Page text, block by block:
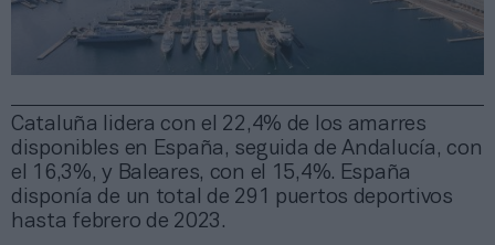
Cataluña lidera con el 22,4% de los amarres
disponibles en España, seguida de Andalucía, con
el 16,3%, y Baleares, con el 15,4%. España
disponía de un total de 291 puertos deportivos
hasta febrero de 2023.